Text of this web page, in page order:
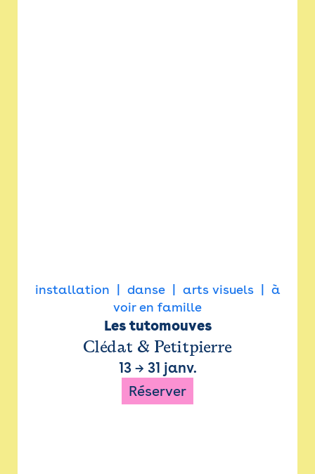
installation danse arts visuels
à
voir en famille
Les tutomouves
Clédat & Petitpierre
13→ 31 janv.
Réserver